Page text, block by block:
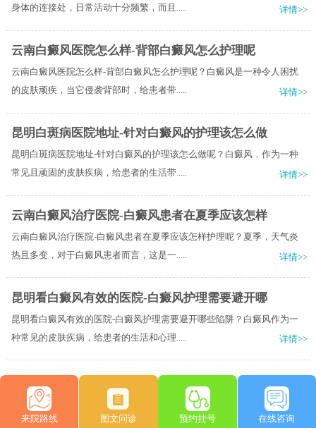
身体的连接处，日常活动十分频繁，而且.....
详情>>
云南白癜风医院怎么样-背部白癜风怎么护理呢
云南白癜风医院怎么样-背部白癜风怎么护理呢？白癜风是一种令人困扰
的皮肤顽疾，当它侵袭背部时，给患者带.....
详情>>
昆明白斑病医院地址-针对白癜风的护理该怎么做
昆明白斑病医院地址-针对白癜风的护理该怎么做呢？白癜风，作为一种
常见且顽固的皮肤疾病，给患者的生活带.....
详情>>
云南白癜风治疗医院-白癜风患者在夏季应该怎样
云南白癜风治疗医院-白癜风患者在夏季应该怎样护理呢？夏季，天气炎
热且多变，对于白癜风患者而言，这是一.....
详情>>
昆明看白癜风有效的医院-白癜风护理需要避开哪
昆明看白癜风有效的医院-白癜风护理需要避开哪些陷阱？白癜风作为一
种常见的皮肤疾病，给患者的生活和心理.....
详情>>
来院路线 图文问诊 预约挂号 在线咨询